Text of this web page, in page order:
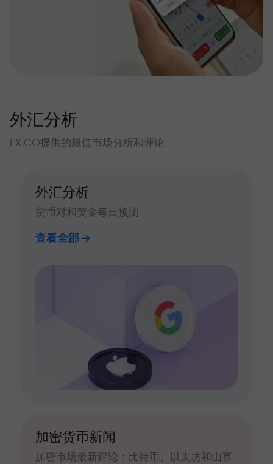
外汇分析
FX.CO提供的最佳市场分析和评论
外汇分析
货币对和黄金每日预测
查看全部
加密货币新闻
加密市场最新评论：比特币、以太坊和山寨